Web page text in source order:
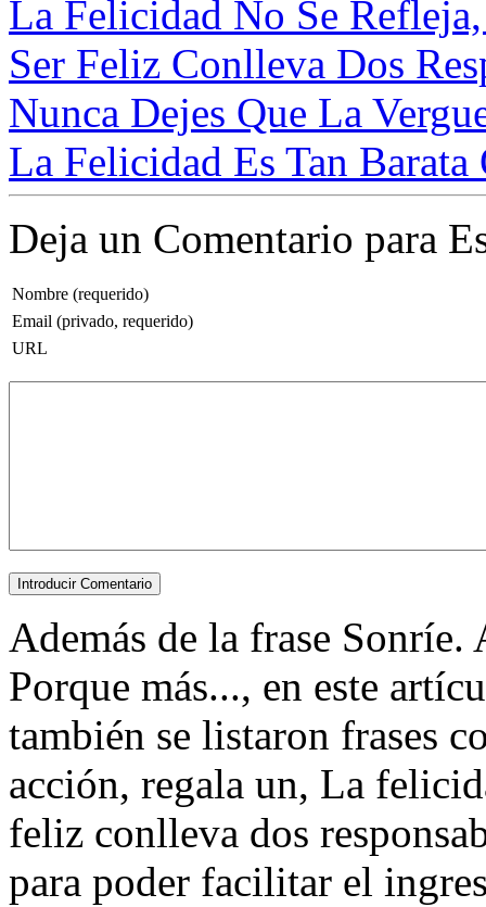
La Felicidad No Se
Ser Feliz Conlleva Dos
Nunca Dejes Que La
La Felicidad Es Tan Barata
Deja un Comentario para
Nombre (requerido)
Email (privado, requerido)
URL
Además de la frase Sonríe.
Porque más..., en este
también se listaron frases
acción, regala un, La
feliz conlleva dos
para poder facilitar el